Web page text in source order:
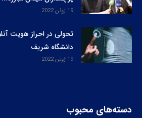
19 ژوئن 2022
تحولی در احراز هویت
دانشگاه شریف
19 ژوئن 2022
دسته‌های محبوب